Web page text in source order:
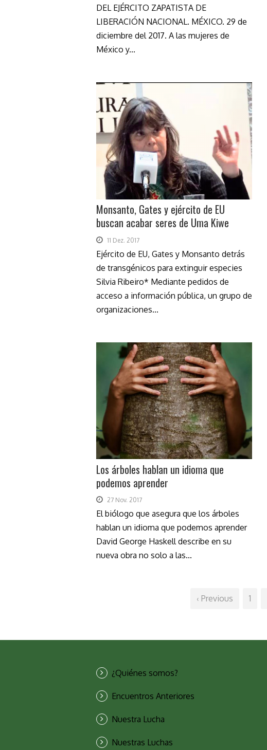
DEL EJÉRCITO ZAPATISTA DE
LIBERACIÓN NACIONAL. MÉXICO. 29 de
diciembre del 2017. A las mujeres de
México y...
Monsanto, Gates y ejército de EU
buscan acabar seres de Uma Kiwe
11 Dez. 2017
Ejército de EU, Gates y Monsanto detrás
de transgénicos para extinguir especies
Silvia Ribeiro* Mediante pedidos de
acceso a información pública, un grupo de
organizaciones...
Los árboles hablan un idioma que
podemos aprender
27 Nov. 2017
El biólogo que asegura que los árboles
hablan un idioma que podemos aprender
David George Haskell describe en su
nueva obra no solo a las...
‹ Previous 1
¿Quiénes somos?
Encuentros Anteriores
Nuestra Lucha
Nuestras Luchas